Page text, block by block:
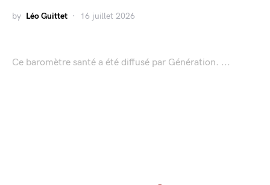
by Léo Guittet 16 juillet 2026
Ce baromètre santé a été diffusé par Génération. ...